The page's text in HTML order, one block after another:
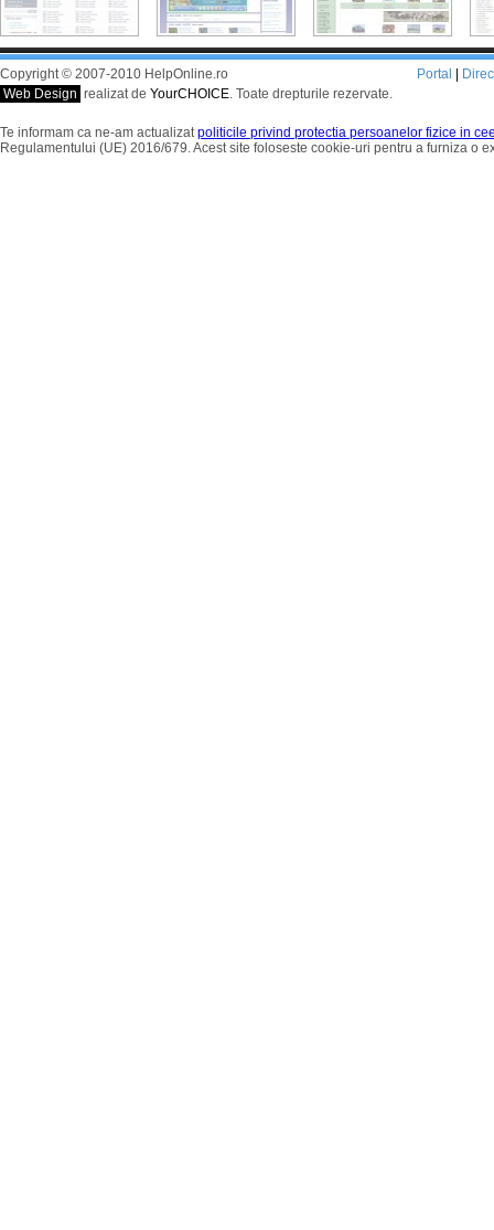
Copyright © 2007-2010 HelpOnline.ro
Web Design realizat de YourCHOICE. Toate drepturile rezervate.
Portal
Te informam ca ne-am actualizatpoliticile privind protectia persoanelor fizice in
Regulamentului (UE) 2016/679. Acest site foloseste cookie-uri pentru a furniza o